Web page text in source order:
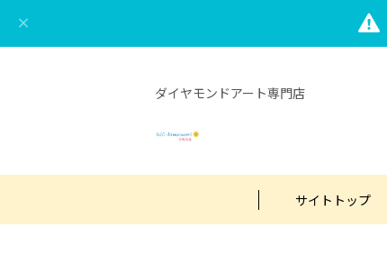
ダイヤモンドアート専門店
サイトトップ